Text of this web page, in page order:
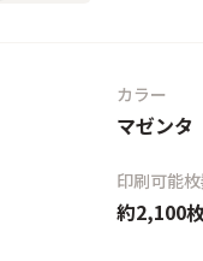
カラー
マゼンタ
印刷可能
約2,100